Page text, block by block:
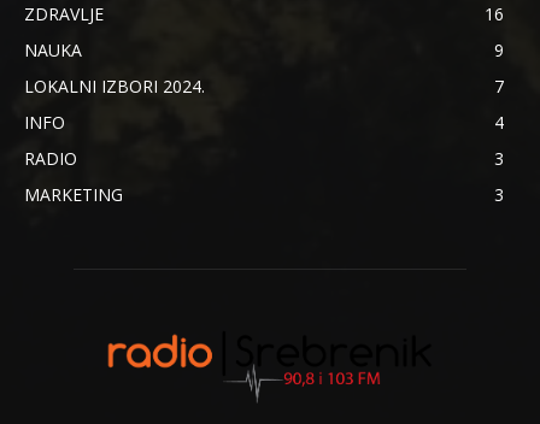
ZDRAVLJE
16
NAUKA
9
LOKALNI IZBORI 2024.
7
INFO
4
RADIO
3
MARKETING
3